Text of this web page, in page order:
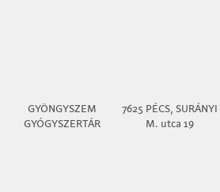
GYÖNGYSZEM
GYÓGYSZERTÁR
7625 PÉCS, SURÁNYI
M. utca 19